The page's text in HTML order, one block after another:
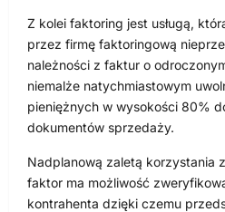
Z kolei faktoring jest usługą,
przez firmę faktoringową
należności z faktur o
niemalże natychmiastowym
pieniężnych w wysokości 80%
dokumentów sprzedaży.
Nadplanową zaletą korzystania
faktor ma możliwość
kontrahenta dzięki czemu